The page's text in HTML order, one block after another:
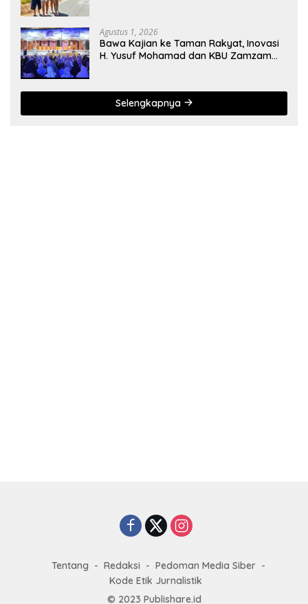
Agustus 1, 2026
Bawa Kajian ke Taman Rakyat, Inovasi
H. Yusuf Mohamad dan KBU Zamzam
Selengkapnya
Tentang Redaksi
Pedoman Media Siber
Kode Etik Jurnalistik
© 2023 Publishare.id